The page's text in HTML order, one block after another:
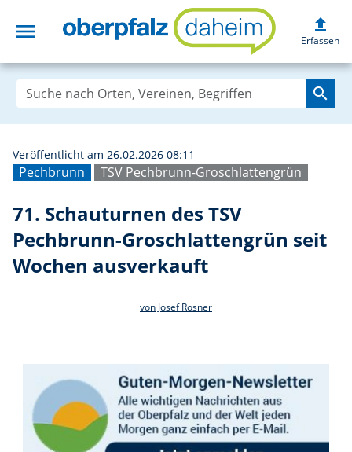
menu 71.
upload
Erfassen
search
Pechbrunn TSV Pechbrunn-Groschlattengrün
Veröffentlicht am 26.02.2026 08:11
71. Schauturnen des TSV
Pechbrunn-Groschlattengrün seit
Wochen ausverkauft
von Josef Rosner